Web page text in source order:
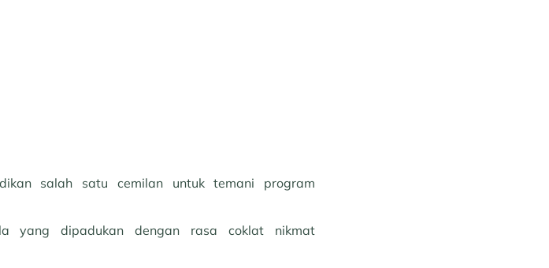
salah satu cemilan untuk temani program
yang dipadukan dengan rasa coklat nikmat